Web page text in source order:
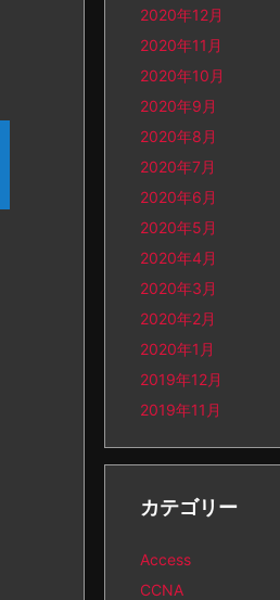
2020年12月
2020年11月
2020年10月
2020年9月
2020年8月
2020年7月
2020年6月
2020年5月
2020年4月
2020年3月
2020年2月
2020年1月
2019年12月
2019年11月
カテゴリー
Access
CCNA